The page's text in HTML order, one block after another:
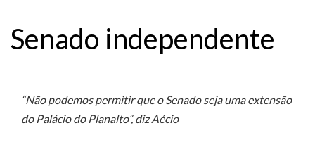
Senado independente
“Não podemos permitir que o Senado seja uma extensão
do Palácio do Planalto”, diz Aécio